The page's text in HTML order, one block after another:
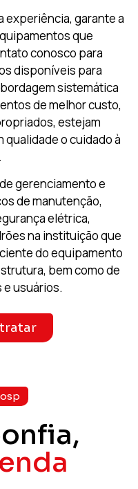
experiência, garante a
que
conosco para
disponíveis para
sistemática
de melhor custo,
estejam
o cuidado à
gerenciamento e
de manutenção,
elétrica,
na instituição que
do equipamento
bem como de
usuários.